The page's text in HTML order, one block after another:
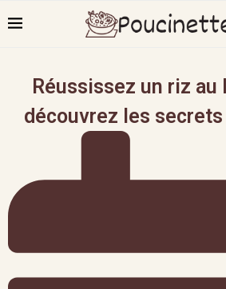
Réussissez un riz
découvrez les